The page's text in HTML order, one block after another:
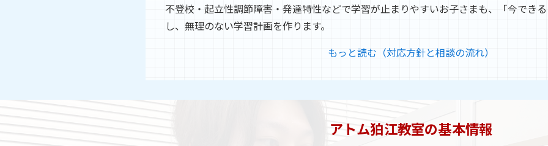
不登校・起立性調節障害・発達特性などで学習が止まりやすいお子さまも、「今でき
し、無理のない学習計画を作ります。
もっと読む（対応方針と相談の流れ）
アトム狛江教室の基本情報